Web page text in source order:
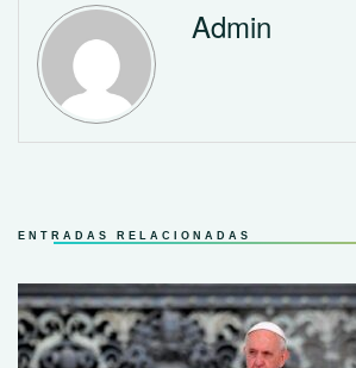
Admin
ENTRADAS RELACIONADAS